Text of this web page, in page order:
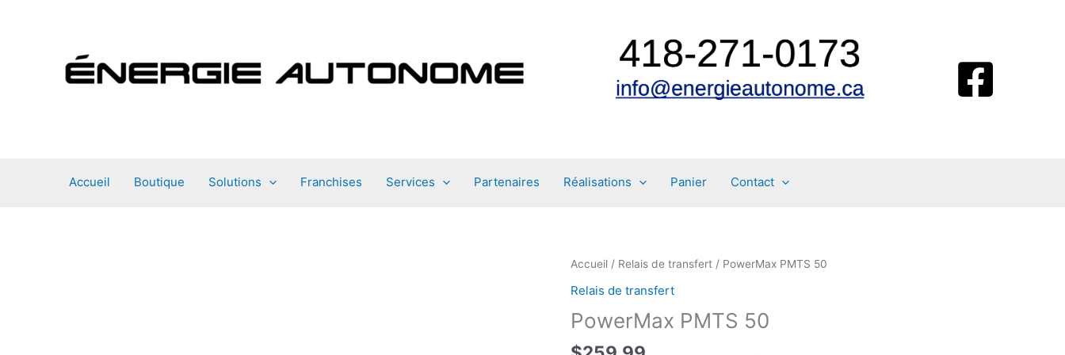
Accueil Boutique Solutions Franchises Services Partenaires Réalisations Panier Contact
Accueil / Relais de transfert / PowerMax PMTS 50
Relais de transfert
PowerMax PMTS 50